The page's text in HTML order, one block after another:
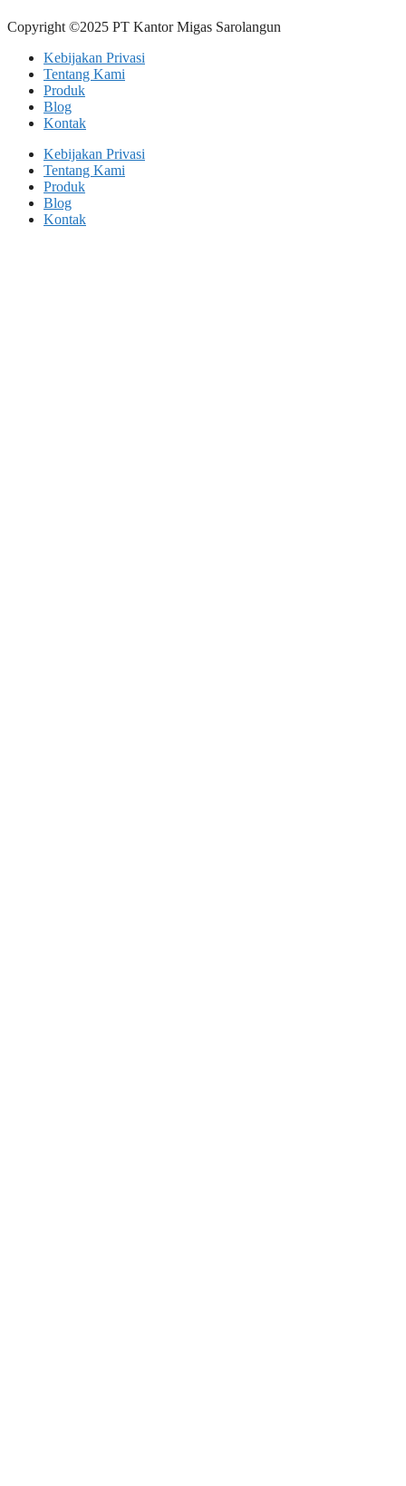
Copyright ©2025 PT Kantor Migas Sarolangun
Kebijakan Privasi
Tentang Kami
Produk
Blog
Kontak
Kebijakan Privasi
Tentang Kami
Produk
Blog
Kontak